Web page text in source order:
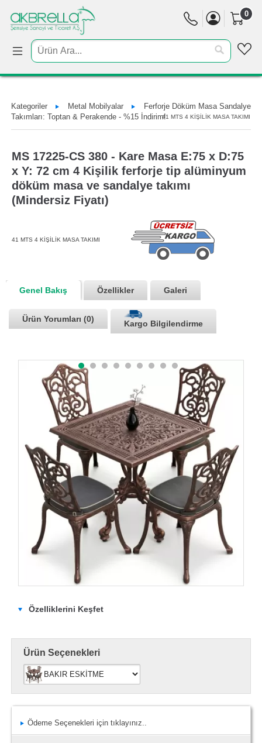
0
Kategoriler Metal Mobilyalar
Ferforje Döküm Masa Sandalye
Takımları: Toptan & Perakende - %15 İndirim!41 MTS 4 KİŞİLİK MASA TAKIMI
MS 17225-CS 380 - Kare Masa E:75 x D:75
x Y: 72 cm 4 Kişilik ferforje tip alüminyum
döküm masa ve sandalye takımı
(Mindersiz Fiyatı)
41 MTS 4 KİŞİLİK MASA TAKIMI
Genel Bakış Özellikler Galeri
Ürün Yorumları (0)
Kargo Bilgilendirme
Özelliklerini Keşfet
Ürün Seçenekleri
Ödeme Seçenekleri için tıklayınız..